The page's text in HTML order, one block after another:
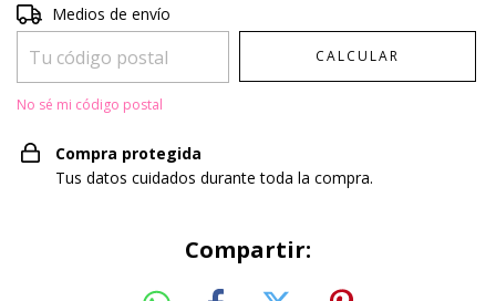
Entregas para el CP:
Medios de envío
CALCULAR
No sé mi código postal
Compra protegida
Tus datos cuidados durante toda la compra.
Compartir: